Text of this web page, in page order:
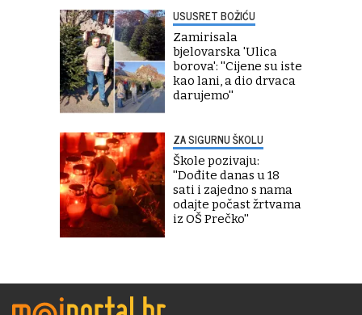
USUSRET BOŽIĆU
Zamirisala
bjelovarska 'Ulica
borova': ''Cijene su iste
kao lani, a dio drvaca
darujemo''
ZA SIGURNU ŠKOLU
Škole pozivaju:
''Dođite danas u 18
sati i zajedno s nama
odajte počast žrtvama
iz OŠ Prečko''